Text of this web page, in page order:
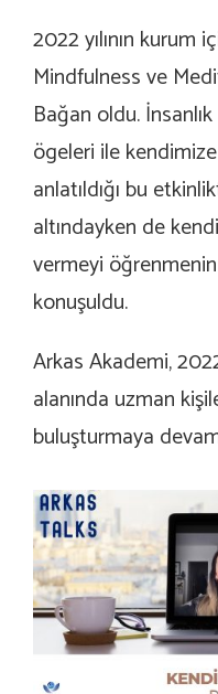
2022 yılının kurum
Mindfulness ve
Bağan oldu.
ögeleri ile
anlatıldığı bu
altındayken de
vermeyi
konuşuldu.
Arkas Akademi,
alanında uzman
buluşturmaya